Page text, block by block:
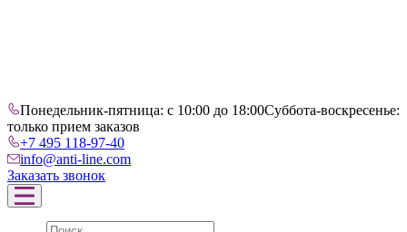
Понедельник-пятница: с 10:00 до 18:00Суббота-воскресенье:
только прием заказов
+7 495 118-97-40
info@anti-line.com
Заказать звонок